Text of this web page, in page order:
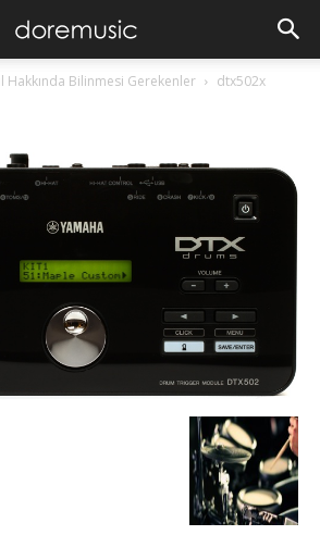
Hakkında Bilinmesi Gerekenler dtx502x